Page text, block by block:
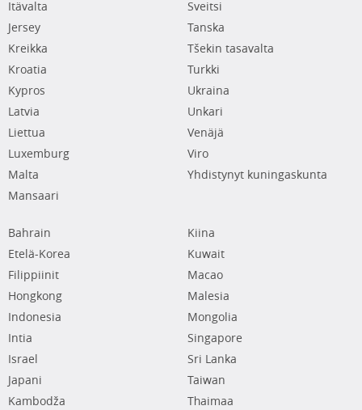
Itävalta
Jersey
Kreikka
Kroatia
Kypros
Latvia
Liettua
Luxemburg
Malta
Mansaari
Sveitsi
Tanska
Tšekin tasavalta
Turkki
Ukraina
Unkari
Venäjä
Viro
Yhdistynyt kuningaskunta
Bahrain
Etelä-Korea
Filippiinit
Hongkong
Indonesia
Intia
Israel
Japani
Kambodža
Kiina
Kuwait
Macao
Malesia
Mongolia
Singapore
Sri Lanka
Taiwan
Thaimaa